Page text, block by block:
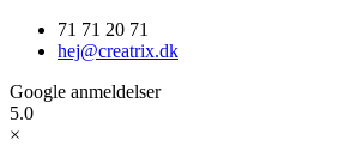
71 71 20 71
hej@creatrix.dk
Google anmeldelser
5.0
×